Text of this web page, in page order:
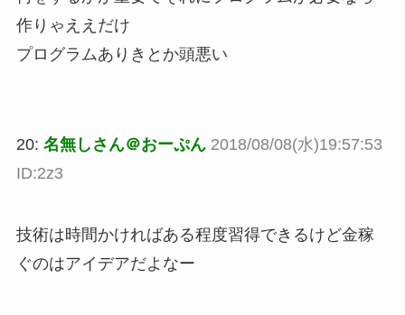
作りゃええだけ
プログラムありきとか頭悪い
20: 名無しさん＠おーぷん 2018/08/08(水)19:57:53
ID:2z3
技術は時間かければある程度習得できるけど金稼
ぐのはアイデアだよなー